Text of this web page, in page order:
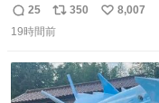
鋳造されたもの。
返
信
25
リ
ポ
ト
数
350
い
数
8,007
19時間前